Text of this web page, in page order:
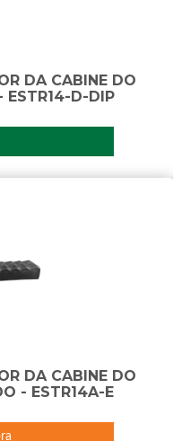
DA CABINE DO
ESTR14-D-DIP
DA CABINE DO
- ESTR14A-E